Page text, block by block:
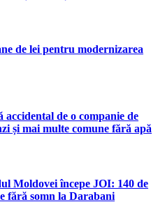
de lei pentru modernizarea
de o companie de
și mai multe comune fără apă
Moldovei începe JOI: 140 de
fără somn la Darabani